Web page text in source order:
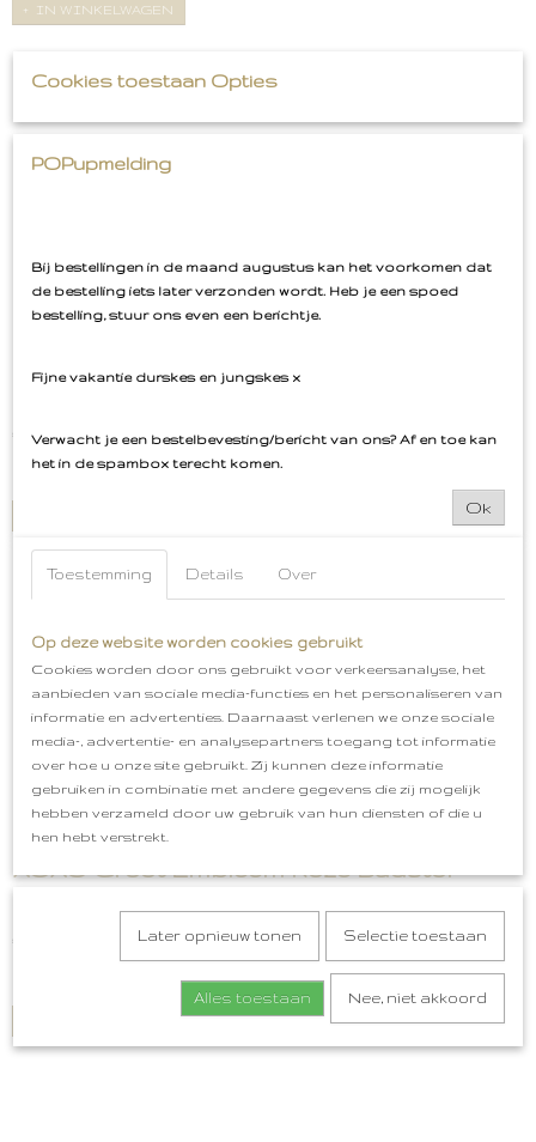
IN WINKELWAGEN
€ 4,99
XOXO Groot Embleem Roze Badstof
€ 4,99
Cookies toestaan Opties
POPupmelding
Bij bestellingen in de maand augustus kan het voorkomen dat
de bestelling iets later verzonden wordt. Heb je een spoed
bestelling, stuur ons even een berichtje.
Fijne vakantie durskes en jungskes x
Verwacht je een bestelbevesting/bericht van ons? Af en toe kan
het in de spambox terecht komen.
Ok
Toestemming Details Over
Op deze website worden cookies gebruikt
Cookies worden door ons gebruikt voor verkeersanalyse, het
aanbieden van sociale media-functies en het personaliseren van
informatie en advertenties. Daarnaast verlenen we onze sociale
media-, advertentie- en analysepartners toegang tot informatie
over hoe u onze site gebruikt. Zij kunnen deze informatie
gebruiken in combinatie met andere gegevens die zij mogelijk
hebben verzameld door uw gebruik van hun diensten of die u
hen hebt verstrekt.
Later opnieuw tonen Selectie toestaan
Alles toestaan Nee, niet akkoord